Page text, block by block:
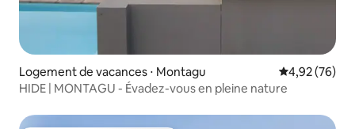
Logement de vacances ⋅ Montagu Évaluation
4,92 (76)
HIDE | MONTAGU - Évadez-vous en pleine nature